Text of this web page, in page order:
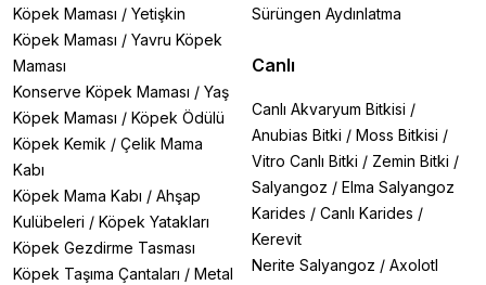
Köpek Maması / Yetişkin
Köpek Maması / Yavru Köpek
Maması
Konserve Köpek Maması / Yaş
Köpek Maması / Köpek Ödülü
Köpek Kemik / Çelik Mama
Kabı
Köpek Mama Kabı / Ahşap
Kulübeleri / Köpek Yatakları
Köpek Gezdirme Tasması
Köpek Taşıma Çantaları / Metal
Sürüngen Aydınlatma
Canlı
Canlı Akvaryum Bitkisi /
Anubias Bitki / Moss Bitkisi /
Vitro Canlı Bitki / Zemin Bitki /
Salyangoz / Elma Salyangoz
Karides / Canlı Karides /
Kerevit
Nerite Salyangoz / Axolotl